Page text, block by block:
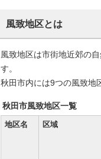
風致地区とは
風致地区は市街地近郊の
す。
秋田市内には9つの風致地
秋田市風致地区一覧
地区名 区域